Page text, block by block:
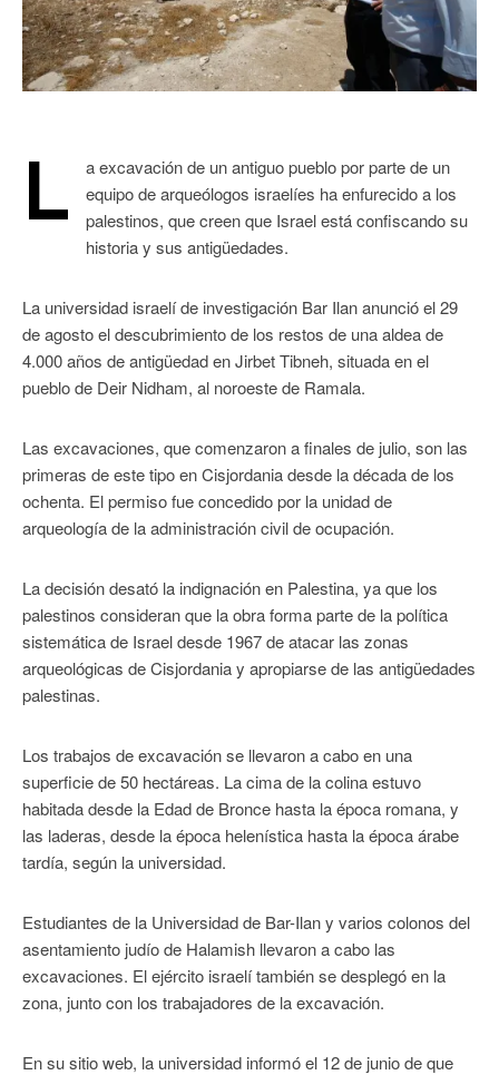
L
a excavación de un antiguo pueblo por parte de un
equipo de arqueólogos israelíes ha enfurecido a los
palestinos, que creen que Israel está confiscando su
historia y sus antigüedades.
La universidad israelí de investigación Bar Ilan anunció el 29
de agosto el descubrimiento de los restos de una aldea de
4.000 años de antigüedad en Jirbet Tibneh, situada en el
pueblo de Deir Nidham, al noroeste de Ramala.
Las excavaciones, que comenzaron a finales de julio, son las
primeras de este tipo en Cisjordania desde la década de los
ochenta. El permiso fue concedido por la unidad de
arqueología de la administración civil de ocupación.
La decisión desató la indignación en Palestina, ya que los
palestinos consideran que la obra forma parte de la política
sistemática de Israel desde 1967 de atacar las zonas
arqueológicas de Cisjordania y apropiarse de las antigüedades
palestinas.
Los trabajos de excavación se llevaron a cabo en una
superficie de 50 hectáreas. La cima de la colina estuvo
habitada desde la Edad de Bronce hasta la época romana, y
las laderas, desde la época helenística hasta la época árabe
tardía, según la universidad.
Estudiantes de la Universidad de Bar-Ilan y varios colonos del
asentamiento judío de Halamish llevaron a cabo las
excavaciones. El ejército israelí también se desplegó en la
zona, junto con los trabajadores de la excavación.
En su sitio web, la universidad informó el 12 de junio de que